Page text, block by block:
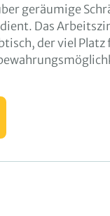
geräumige
Das
der viel Platz